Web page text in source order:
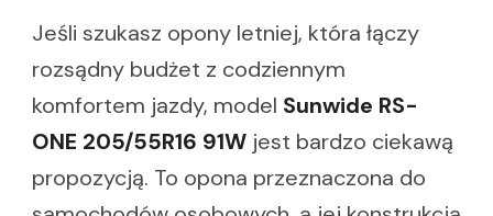
Jeśli szukasz opony letniej, która łączy
rozsądny budżet z codziennym
komfortem jazdy, model Sunwide RS-
ONE 205/55R16 91W jest bardzo ciekawą
propozycją. To opona przeznaczona do